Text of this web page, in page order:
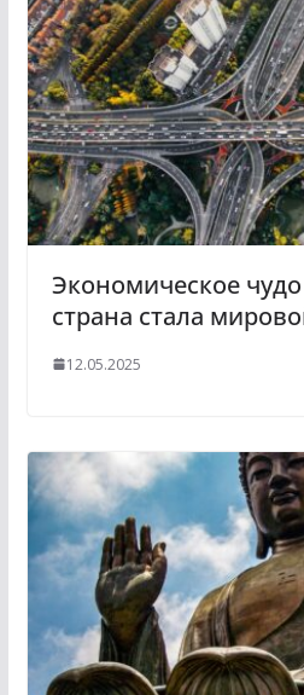
Экономическое
страна стала
12.05.2025